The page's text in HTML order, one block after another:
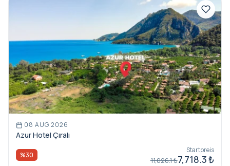
08 AUG 2026
Azur Hotel Çıralı
%30
Startpreis
11,026.1 ₺7,718.3 ₺